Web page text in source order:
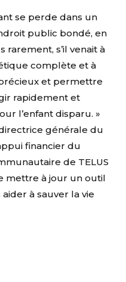
se perde dans un
public bondé, en
rarement, s’il venait à
complète et à
et permettre
rapidement et
l’enfant disparu. »
générale du
financier du
de TELUS
mettre à jour un outil
à sauver la vie